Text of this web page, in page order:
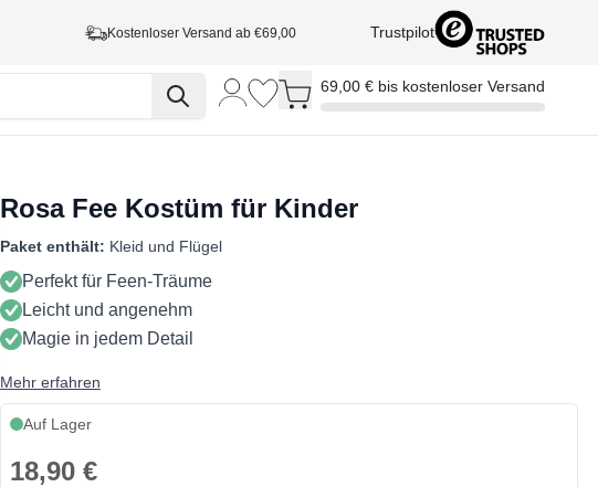
Kostenloser Versand ab €69,00 Trustpilot
Toggle minicart, Cart is empty
69,00 € bis kostenloser Versand
Rosa Fee Kostüm für Kinder
Paket enthält: Kleid und Flügel
Perfekt für Feen-Träume
Leicht und angenehm
Magie in jedem Detail
Mehr erfahren
Auf Lager
18,90 €